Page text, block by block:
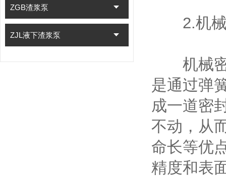
ZGB渣浆泵
ZJL液下渣浆泵
2.机械
机械密
是通过弹
成一道密
不动，从
命长等优
精度和表